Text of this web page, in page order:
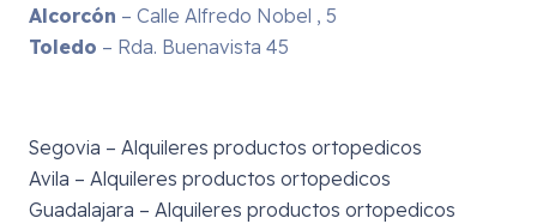
Alcorcón – Calle Alfredo Nobel , 5
Toledo – Rda. Buenavista 45
Segovia – Alquileres productos ortopedicos
Avila – Alquileres productos ortopedicos
Guadalajara – Alquileres productos ortopedicos